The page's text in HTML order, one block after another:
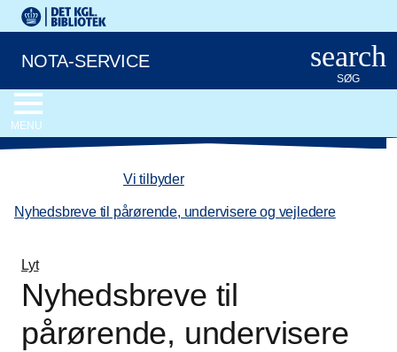
Gå til hovedindholdet
Det Kongelige Biblioteks logo. Gå til Det Kongelige
NOTA-SERVICE search
SØG
MENU
Vi tilbyder/
Nyhedsbreve til pårørende, undervisere og vejledere
Lyt
Nyhedsbreve til
pårørende, undervisere